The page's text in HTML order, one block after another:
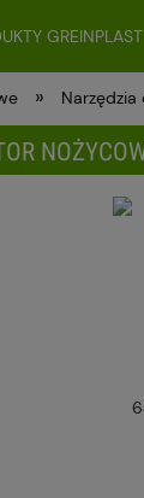
GREINPLAST
»